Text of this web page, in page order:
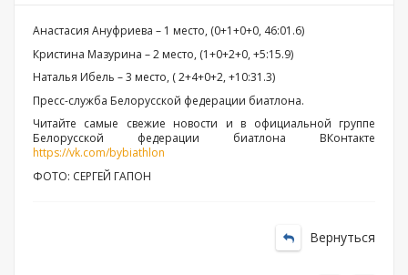
Анастасия Ануфриева – 1 место, (0+1+0+0, 46:01.6)
Кристина Мазурина – 2 место, (1+0+2+0, +5:15.9)
Наталья Ибель – 3 место, ( 2+4+0+2, +10:31.3)
Пресс-служба Белорусской федерации биатлона.
Читайте самые свежие новости и в официальной группе
Белорусской федерации биатлона ВКонтакте
https://vk.com/bybiathlon
ФОТО: СЕРГЕЙ ГАПОН
Вернуться